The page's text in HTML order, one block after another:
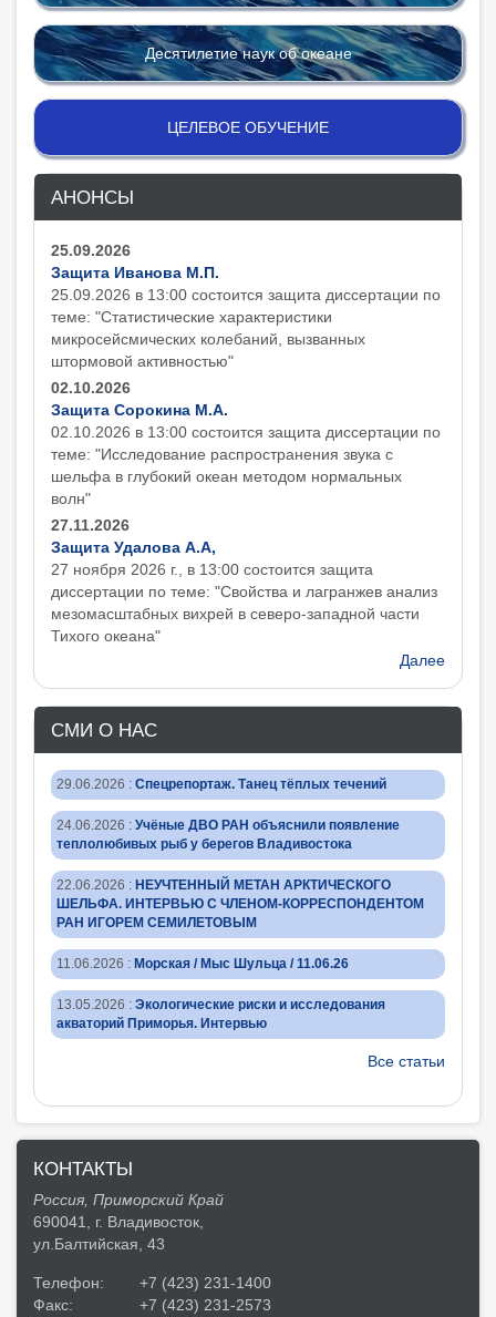
Десятилетие наук об океане
ЦЕЛЕВОЕ ОБУЧЕНИЕ
АНОНСЫ
25.09.2026
Защита Иванова М.П.
25.09.2026 в 13:00 состоится защита диcсертации по
теме: "Статистические характеристики
микросейсмических колебаний, вызванных
штормовой активностью"
02.10.2026
Защита Сорокина М.А.
02.10.2026 в 13:00 состоится защита диcсертации по
теме: "Исследование распространения звука с
шельфа в глубокий океан методом нормальных
волн"
27.11.2026
Защита Удалова А.А,
27 ноября 2026 г., в 13:00 состоится защита
диcсертации по теме: "Свойства и лагранжев анализ
мезомасштабных вихрей в северо-западной части
Тихого океана"
Далее
СМИ О НАС
29.06.2026 : Спецрепортаж. Танец тёплых течений
24.06.2026 : Учёные ДВО РАН объяснили появление
теплолюбивых рыб у берегов Владивостока
22.06.2026 : НЕУЧТЕННЫЙ МЕТАН АРКТИЧЕСКОГО
ШЕЛЬФА. ИНТЕРВЬЮ С ЧЛЕНОМ-КОРРЕСПОНДЕНТОМ
РАН ИГОРЕМ СЕМИЛЕТОВЫМ
11.06.2026 : Морская / Мыс Шульца / 11.06.26
13.05.2026 : Экологические риски и исследования
акваторий Приморья. Интервью
Все статьи
КОНТАКТЫ
Россия, Приморский Край
690041, г. Владивосток,
ул.Балтийская, 43
Телефон:
+7 (423) 231-1400
Факс:
+7 (423) 231-2573